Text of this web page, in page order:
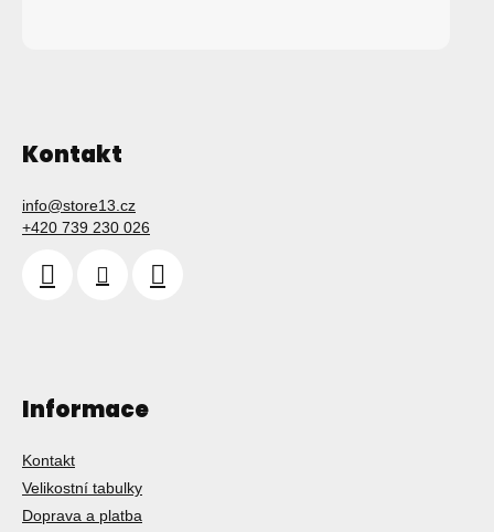
Kontakt
info@store13.cz
+420 739 230 026
Informace
Kontakt
Velikostní tabulky
Doprava a platba